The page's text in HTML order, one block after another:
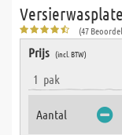
(47
Prijs (incl. BTW)
1 pak
Aantal